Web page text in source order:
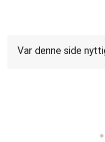
Var denne side